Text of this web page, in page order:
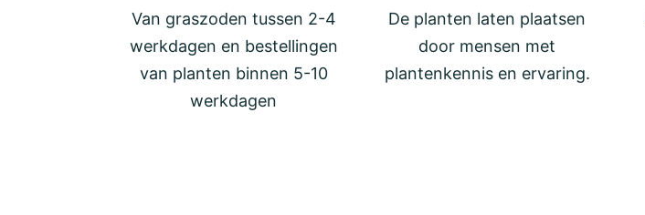
Van graszoden tussen 2-4
werkdagen en bestellingen
van planten binnen 5-10
werkdagen
De planten laten plaatsen
door mensen met
plantenkennis en ervaring.